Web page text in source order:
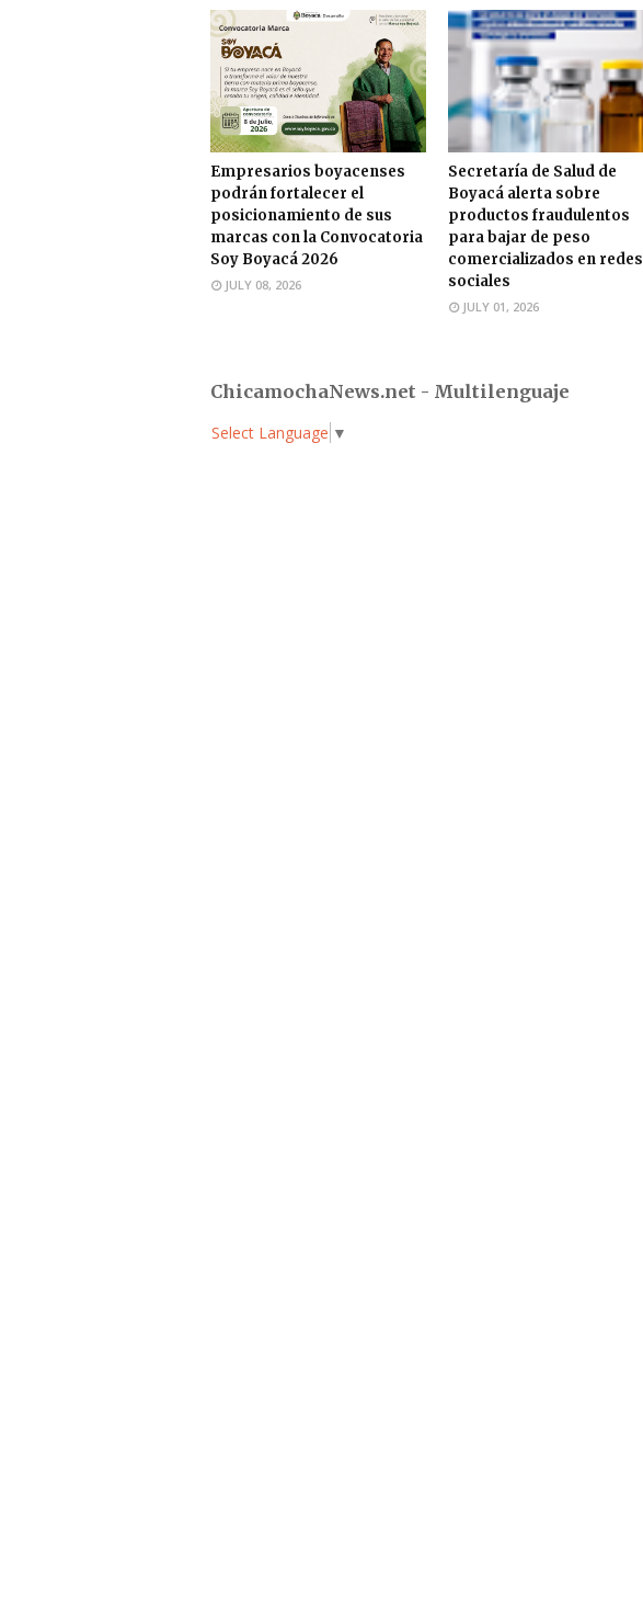
Empresarios boyacenses
podrán fortalecer el
posicionamiento de sus
marcas con la Convocatoria
Soy Boyacá 2026
JULY 08, 2026
Secretaría de Salud de
Boyacá alerta sobre
productos fraudulentos
para bajar de peso
comercializados en redes
sociales
JULY 01, 2026
ChicamochaNews.net - Multilenguaje
Select Language ▼